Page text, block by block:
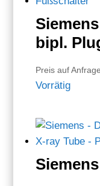
bipl.
Preis auf Anfrage
Vorrätig